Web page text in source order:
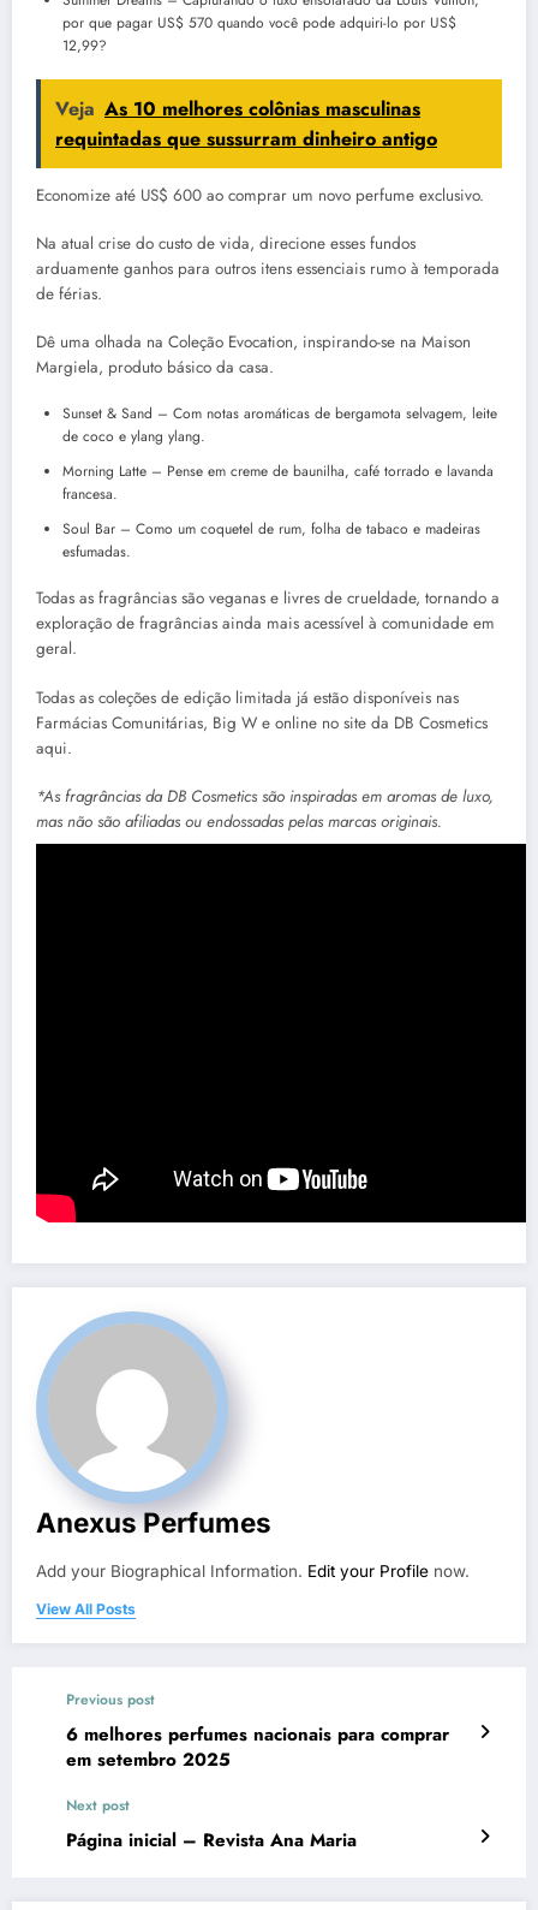
por que pagar US$ 570 quando você pode adquiri-lo por US$
12,99?
Veja As 10 melhores colônias masculinas
requintadas que sussurram dinheiro antigo
Economize até US$ 600 ao comprar um novo perfume exclusivo.
Na atual crise do custo de vida, direcione esses fundos
arduamente ganhos para outros itens essenciais rumo à temporada
de férias.
Dê uma olhada na Coleção Evocation, inspirando-se na Maison
Margiela, produto básico da casa.
Sunset & Sand – Com notas aromáticas de bergamota selvagem, leite
de coco e ylang ylang.
Morning Latte – Pense em creme de baunilha, café torrado e lavanda
francesa.
Soul Bar – Como um coquetel de rum, folha de tabaco e madeiras
esfumadas.
Todas as fragrâncias são veganas e livres de crueldade, tornando a
exploração de fragrâncias ainda mais acessível à comunidade em
geral.
Todas as coleções de edição limitada já estão disponíveis nas
Farmácias Comunitárias, Big W e online no site da DB Cosmetics
aqui.
*As fragrâncias da DB Cosmetics são inspiradas em aromas de luxo,
mas não são afiliadas ou endossadas pelas marcas originais.
Anexus Perfumes
Add your Biographical Information. Edit your Profile now.
View All Posts
Previous post
6 melhores perfumes nacionais para comprar
em setembro 2025
Next post
Página inicial – Revista Ana Maria